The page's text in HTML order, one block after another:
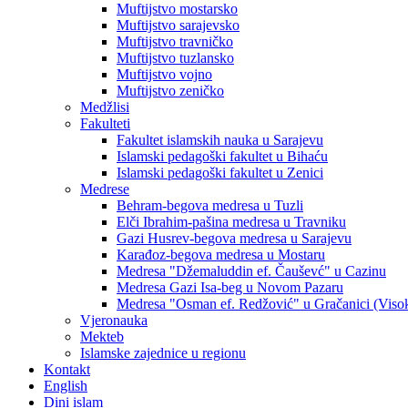
Muftijstvo mostarsko
Muftijstvo sarajevsko
Muftijstvo travničko
Muftijstvo tuzlansko
Muftijstvo vojno
Muftijstvo zeničko
Medžlisi
Fakulteti
Fakultet islamskih nauka u Sarajevu
Islamski pedagoški fakultet u Bihaću
Islamski pedagoški fakultet u Zenici
Medrese
Behram-begova medresa u Tuzli
Elči Ibrahim-pašina medresa u Travniku
Gazi Husrev-begova medresa u Sarajevu
Karađoz-begova medresa u Mostaru
Medresa "Džemaluddin ef. Čauševć" u Cazinu
Medresa Gazi Isa-beg u Novom Pazaru
Medresa "Osman ef. Redžović" u Gračanici
Vjeronauka
Mekteb
Islamske zajednice u regionu
Kontakt
English
Dini islam